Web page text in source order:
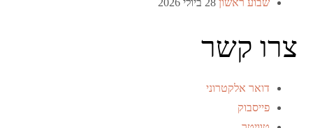
צרו קשר
דואר אלקטרוני
פייסבוק